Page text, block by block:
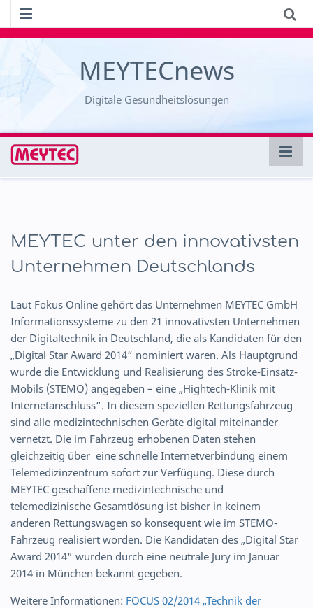
MEYTECnews
Digitale Gesundheitslösungen
MEYTEC unter den innovativsten
Unternehmen Deutschlands
Laut Fokus Online gehört das Unternehmen MEYTEC GmbH
Informationssysteme zu den 21 innovativsten Unternehmen
der Digitaltechnik in Deutschland, die als Kandidaten für den
„Digital Star Award 2014“ nominiert waren. Als Hauptgrund
wurde die Entwicklung und Realisierung des Stroke-Einsatz-
Mobils (STEMO) angegeben – eine „Hightech-Klinik mit
Internetanschluss“. In diesem speziellen Rettungsfahrzeug
sind alle medizintechnischen Geräte digital miteinander
vernetzt. Die im Fahrzeug erhobenen Daten stehen
gleichzeitig über eine schnelle Internetverbindung einem
Telemedizinzentrum sofort zur Verfügung. Diese durch
MEYTEC geschaffene medizintechnische und
telemedizinische Gesamtlösung ist bisher in keinem
anderen Rettungswagen so konsequent wie im STEMO-
Fahrzeug realisiert worden. Die Kandidaten des „Digital Star
Award 2014“ wurden durch eine neutrale Jury im Januar
2014 in München bekannt gegeben.
Weitere Informationen: FOCUS 02/2014 „Technik der